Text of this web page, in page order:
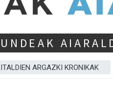
ARGAZKI KRONIKAK